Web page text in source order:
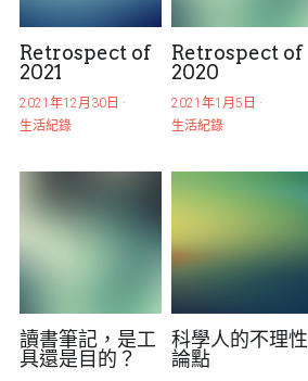
POWERED BY
Retrospect of
2021
2021年12月30日 ·
生活紀錄
Retrospect of
2020
2021年1月5日 ·
生活紀錄
讀書筆記，是工
具還是目的？
科學人的不理性
論點